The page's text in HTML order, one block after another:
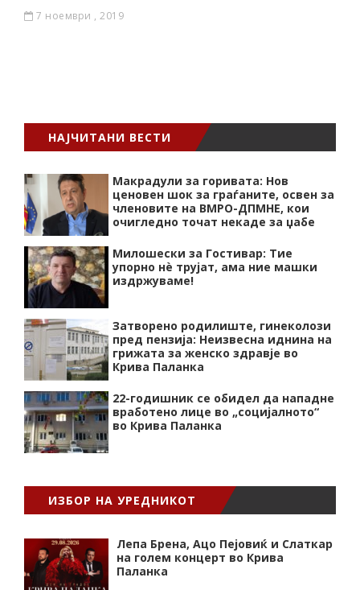
7 ноември , 2019
НАЈЧИТАНИ ВЕСТИ
Макрадули за горивата: Нов
ценовен шок за граѓаните, освен за
членовите на ВМРО-ДПМНЕ, кои
очигледно точат некаде за џабе
Милошески за Гостивар: Тие
упорно нѐ трујат, ама ние машки
издржуваме!
Затворено родилиште, гинеколози
пред пензија: Неизвесна иднина на
грижата за женско здравје во
Крива Паланка
22-годишник се обидел да нападне
вработено лице во „социјалното“
во Крива Паланка
ИЗБОР НА УРЕДНИКОТ
Лепа Брена, Ацо Пејовиќ и Слаткар
на голем концерт во Крива
Паланка